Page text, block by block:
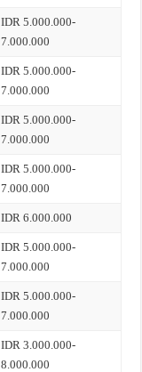
IDR 5.000.000-
7.000.000
IDR 5.000.000-
7.000.000
IDR 5.000.000-
7.000.000
IDR 5.000.000-
7.000.000
IDR 6.000.000
IDR 5.000.000-
7.000.000
IDR 5.000.000-
7.000.000
IDR 3.000.000-
8.000.000